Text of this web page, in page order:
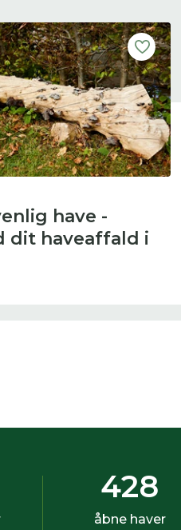
have -
dit haveaffald i
428
åbne haver